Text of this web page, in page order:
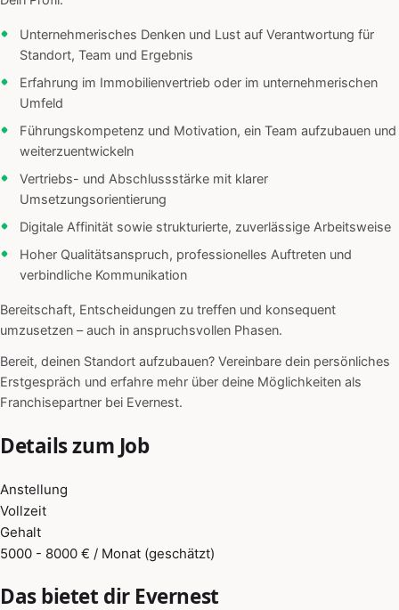
Unternehmerisches Denken und Lust auf Verantwortung für
Standort, Team und Ergebnis
Erfahrung im Immobilienvertrieb oder im unternehmerischen
Umfeld
Führungskompetenz und Motivation, ein Team aufzubauen und
weiterzuentwickeln
Vertriebs- und Abschlussstärke mit klarer
Umsetzungsorientierung
Digitale Affinität sowie strukturierte, zuverlässige Arbeitsweise
Hoher Qualitätsanspruch, professionelles Auftreten und
verbindliche Kommunikation
Bereitschaft, Entscheidungen zu treffen und konsequent
umzusetzen – auch in anspruchsvollen Phasen.
Bereit, deinen Standort aufzubauen? Vereinbare dein persönliches
Erstgespräch und erfahre mehr über deine Möglichkeiten als
Franchisepartner bei Evernest.
Details zum Job
Anstellung
Vollzeit
Gehalt
5000 - 8000 € / Monat (geschätzt)
Das bietet dir Evernest